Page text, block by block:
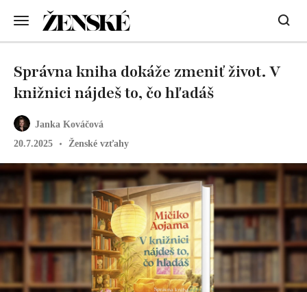
Janka Kováčová
20.7.2025
Ženské vzťahy
Správna kniha dokáže zmeniť život. V
knižnici nájdeš to, čo hľadáš